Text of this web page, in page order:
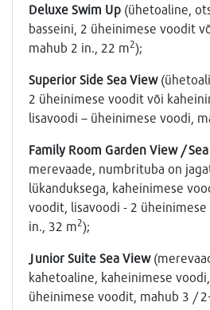
Deluxe Swim Up (ühetoaline,
basseini, 2 üheinimese voodit
mahub 2 in., 22 m2);
Superior Side Sea View
2 üheinimese voodit või
lisavoodi – üheinimese voodi,
Family Room Garden View /
merevaade, numbrituba on
lükanduksega, kaheinimese
voodit, lisavoodi - 2
in., 32 m2);
Junior Suite Sea View
kahetoaline, kaheinimese
üheinimese voodit, mahub 3 /